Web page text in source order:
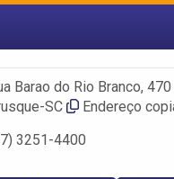
login
conta
Barao do Rio Branco,
SC
Endereço
3251-4400